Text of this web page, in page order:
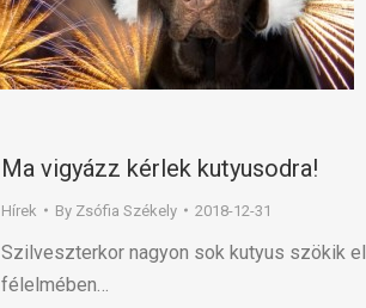
Ma vigyázz kérlek kutyusodra!
Hírek By Zsófia Székely 2018-12-31
Szilveszterkor nagyon sok kutyus szökik el
félelmében…